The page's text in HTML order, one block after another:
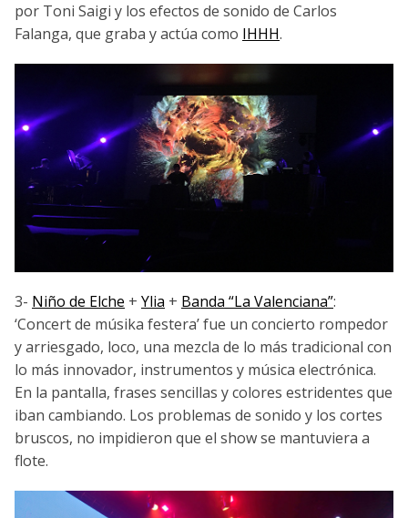
por Toni Saigi y los efectos de sonido de Carlos
Falanga, que graba y actúa como IHHH.
3- Niño de Elche + Ylia + Banda “La Valenciana”:
‘Concert de músika festera’ fue un concierto rompedor
y arriesgado, loco, una mezcla de lo más tradicional con
lo más innovador, instrumentos y música electrónica.
En la pantalla, frases sencillas y colores estridentes que
iban cambiando. Los problemas de sonido y los cortes
bruscos, no impidieron que el show se mantuviera a
flote.